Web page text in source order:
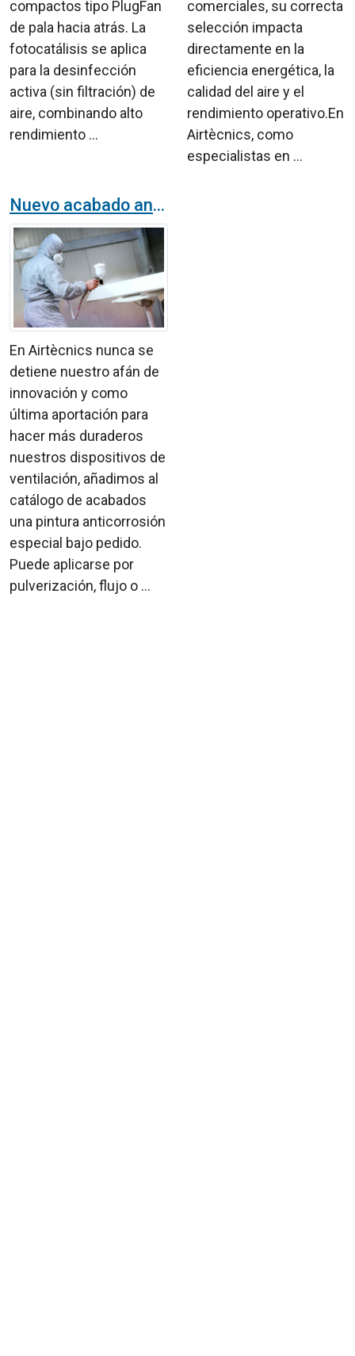
compactos tipo PlugFan
de pala hacia atrás. La
fotocatálisis se aplica
para la desinfección
activa (sin filtración) de
aire, combinando alto
rendimiento ...
comerciales, su correcta
selección impacta
directamente en la
eficiencia energética, la
calidad del aire y el
rendimiento operativo.En
Airtècnics, como
especialistas en ...
Nuevo acabado anticorrosión para productos del catálogo Airtècnics
En Airtècnics nunca se
detiene nuestro afán de
innovación y como
última aportación para
hacer más duraderos
nuestros dispositivos de
ventilación, añadimos al
catálogo de acabados
una pintura anticorrosión
especial bajo pedido.
Puede aplicarse por
pulverización, flujo o ...